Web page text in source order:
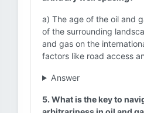
a) The age of the oil and
of the surrounding
and gas on the
factors like road access
Answer
5. What is the key to